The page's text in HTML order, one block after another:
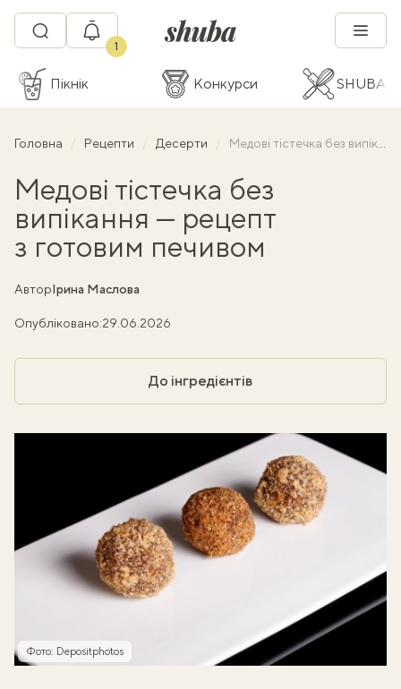
1
Пікнік Конкурси SHUBA
Головна Рецепти Десерти Медові тістечка без випікання — рецепт з готовим печивом
Медові тістечка без
випікання — рецепт
з готовим печивом
АвторІрина Маслова
Опубліковано:29.06.2026
До інгредієнтів
Фото: Depositphotos